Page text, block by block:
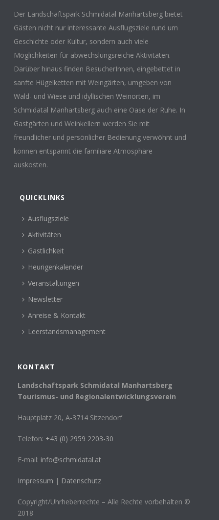
Der Landschaftspark Schmidatal Manhartsberg bietet
Gästen nicht nur interessante Ausflugsziele rund um
Geschichte oder Kultur, sondern auch viele
Möglichkeiten für abwechslungsreiche Aktivitäten.
Darüber hinaus finden BesucherInnen, eingebettet in
sanfte Hügelketten mit Weingärten, umgeben von
Wald- und Wiese und idyllischen Weinorten, im
Schmidatal Manhartsberg auch eine Oase der Ruhe. In
Gastgärten und Weinkellern werden Sie mit
freundlicher und persönlicher Bedienung verwöhnt und
können entspannt die familiäre Atmosphäre
auskosten.
QUICKLINKS
Ausflugsziele
Aktivitäten
Gastlichkeit
Heurigenkalender
Veranstaltungen
Newsletter
Anreise & Kontakt
Leerstandsmanagement
KONTAKT
Landschaftspark Schmidatal Manhartsberg
Tourismus- und Regionalentwicklungsverein
Hauptplatz 20, A-3714 Sitzendorf
Telefon: +43 (0) 2959 2203-30
E-mail: info@schmidatal.at
Impressum | Datenschutz
Copyright/Uhrheberrechte – Alle Rechte vorbehalten ©
2018